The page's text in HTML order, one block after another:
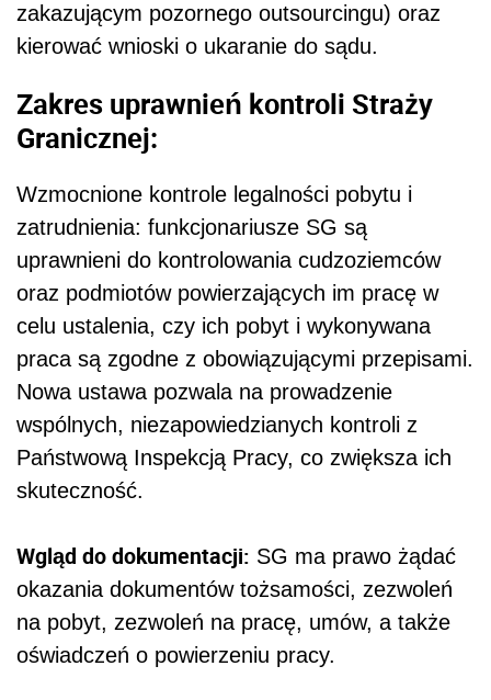
zakazującym pozornego outsourcingu) oraz
kierować wnioski o ukaranie do sądu.
Zakres uprawnień kontroli Straży
Granicznej:
Wzmocnione kontrole legalności pobytu i
zatrudnienia: funkcjonariusze SG są
uprawnieni do kontrolowania cudzoziemców
oraz podmiotów powierzających im pracę w
celu ustalenia, czy ich pobyt i wykonywana
praca są zgodne z obowiązującymi przepisami.
Nowa ustawa pozwala na prowadzenie
wspólnych, niezapowiedzianych kontroli z
Państwową Inspekcją Pracy, co zwiększa ich
skuteczność.
Wgląd do dokumentacji: SG ma prawo żądać
okazania dokumentów tożsamości, zezwoleń
na pobyt, zezwoleń na pracę, umów, a także
oświadczeń o powierzeniu pracy.